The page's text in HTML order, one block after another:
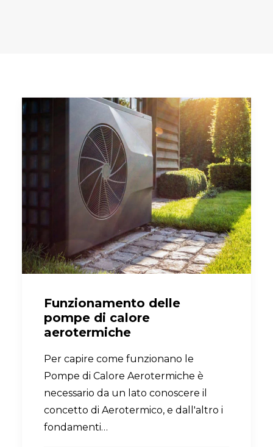
Funzionamento delle
pompe di calore
aerotermiche
Per capire come funzionano le
Pompe di Calore Aerotermiche è
necessario da un lato conoscere il
concetto di Aerotermico, e dall'altro i
fondamenti…